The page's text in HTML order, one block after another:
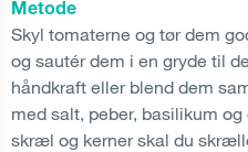
Metode
Skyl tomaterne og tør dem
og sautér dem i en gryde til
håndkraft eller blend dem
med salt, peber, basilikum
skræl og kerner skal du